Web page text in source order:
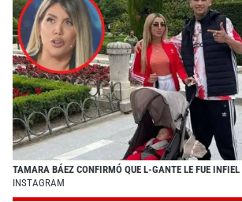
TAMARA BÁEZ CONFIRMÓ QUE L-GANTE LE FUE
INSTAGRAM